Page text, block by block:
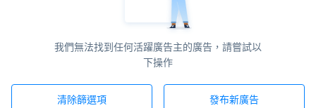
我們無法找到任何活躍廣告主的廣告，請嘗試以
下操作
清除篩選項 發布新廣告